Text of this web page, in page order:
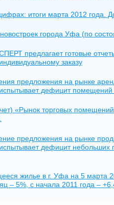
итоги марта 2012 года.
города Уфа (по
предлагает готовые
заказу
предложения на рынке
дефицит
«Рынок торговых
предложения на рынке
дефицит небольших
жилье в г. Уфа на 5 марта
– 5%, с начала 2011 года –